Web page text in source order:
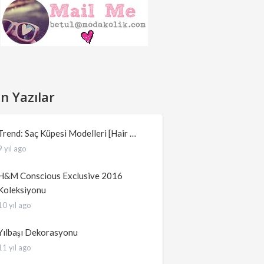
Yazılar
Saç Küpesi Modelleri [Hair …
yıl ago
Conscious Exclusive 2016
yıl ago
Dekorasyonu
yıl ago